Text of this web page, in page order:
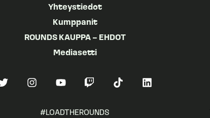
Yhteystiedot
Kumppanit
ROUNDS KAUPPA – EHDOT
Mediasetti
#LOADTHEROUNDS